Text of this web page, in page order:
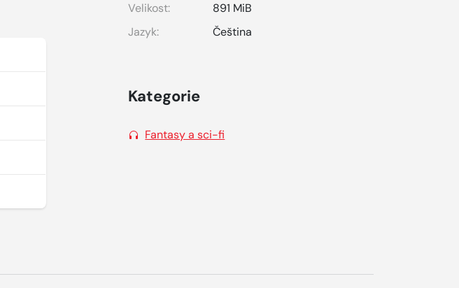
Velikost:
891 MiB
Jazyk:
Čeština
Kategorie
Fantasy a sci-fi